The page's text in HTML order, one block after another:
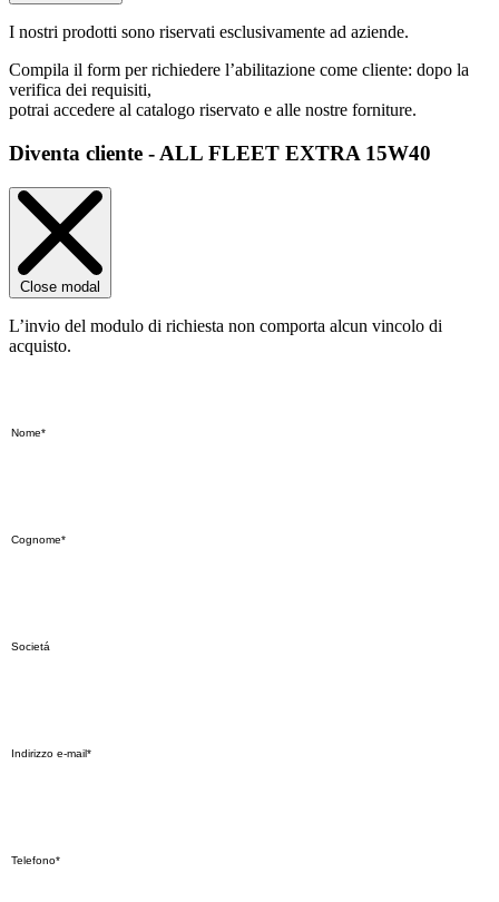
I nostri prodotti sono riservati esclusivamente ad aziende.
Compila il form per richiedere l’abilitazione come cliente: dopo la
verifica dei requisiti,
potrai accedere al catalogo riservato e alle nostre forniture.
Diventa cliente - ALL FLEET EXTRA 15W40
Close modal
L’invio del modulo di richiesta non comporta alcun vincolo di
acquisto.